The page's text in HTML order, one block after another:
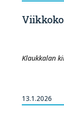
Klaukkalan
13.1.2026